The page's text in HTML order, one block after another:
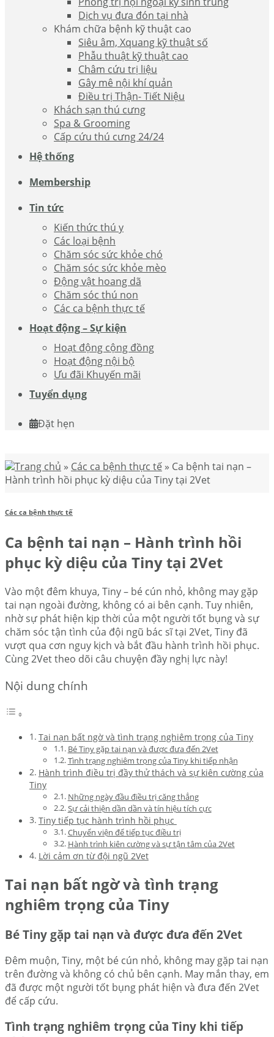
Dịch vụ đưa đón tại nhà
Khám chữa bệnh kỹ thuật cao
Siêu âm, Xquang kỹ thuật số
Phẫu thuật kỹ thuật cao
Châm cứu trị liệu
Gây mê nội khí quản
Điều trị Thận- Tiết Niệu
Khách sạn thú cưng
Spa & Grooming
Cấp cứu thú cưng 24/24
Hệ thống
Membership
Tin tức
Kiến thức thú y
Các loại bệnh
Chăm sóc sức khỏe chó
Chăm sóc sức khỏe mèo
Động vật hoang dã
Chăm sóc thú non
Các ca bệnh thực tế
Hoạt động – Sự kiện
Hoạt động cộng đồng
Hoạt động nội bộ
Ưu đãi Khuyến mãi
Tuyển dụng
Đặt hẹn
Trang chủ » Các ca bệnh thực tế » Ca bệnh tai nạn –
Hành trình hồi phục kỳ diệu của Tiny tại 2Vet
Các ca bệnh thực tế
Ca bệnh tai nạn – Hành trình hồi
phục kỳ diệu của Tiny tại 2Vet
Vào một đêm khuya, Tiny – bé cún nhỏ, không may gặp
tai nạn ngoài đường, không có ai bên cạnh. Tuy nhiên,
nhờ sự phát hiện kịp thời của một người tốt bụng và sự
chăm sóc tận tình của đội ngũ bác sĩ tại 2Vet, Tiny đã
vượt qua cơn nguy kịch và bắt đầu hành trình hồi phục.
Cùng 2Vet theo dõi câu chuyện đầy nghị lực này!
Nội dung chính
Tai nạn bất ngờ và tình trạng nghiêm trọng của Tiny
Bé Tiny gặp tai nạn và được đưa đến 2Vet
Tình trạng nghiêm trọng của Tiny khi tiếp nhận
Hành trình điều trị đầy thử thách và sự kiên cường của
Tiny
Những ngày đầu điều trị căng thẳng
Sự cải thiện dần dần và tín hiệu tích cực
Tiny tiếp tục hành trình hồi phục
Chuyển viện để tiếp tục điều trị
Hành trình kiên cường và sự tận tâm của 2Vet
Lời cảm ơn từ đội ngũ 2Vet
Tai nạn bất ngờ và tình trạng
nghiêm trọng của Tiny
Bé Tiny gặp tai nạn và được đưa đến 2Vet
Đêm muộn, Tiny, một bé cún nhỏ, không may gặp tai nạn
trên đường và không có chủ bên cạnh. May mắn thay, em
đã được một người tốt bụng phát hiện và đưa đến 2Vet
để cấp cứu.
Tình trạng nghiêm trọng của Tiny khi tiếp